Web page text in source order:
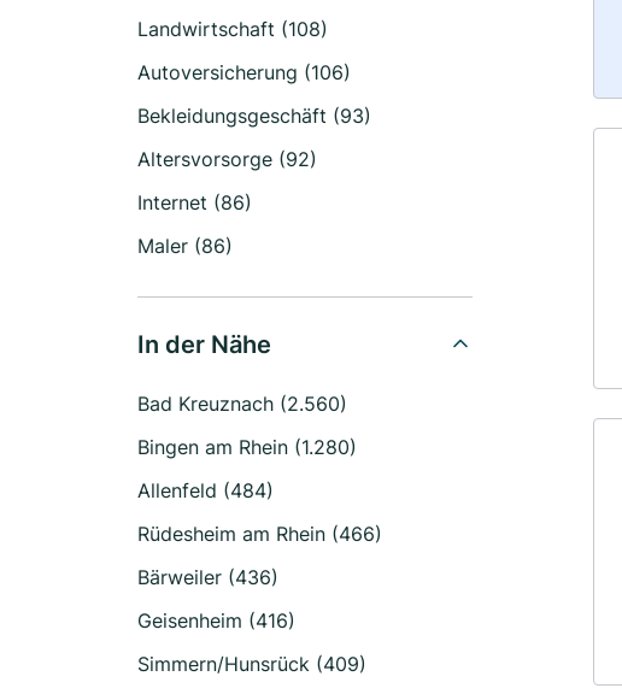
Landwirtschaft (108)
Autoversicherung (106)
Bekleidungsgeschäft (93)
Altersvorsorge (92)
Internet (86)
Maler (86)
In der Nähe
Bad Kreuznach (2.560)
Bingen am Rhein (1.280)
Allenfeld (484)
Rüdesheim am Rhein (466)
Bärweiler (436)
Geisenheim (416)
Simmern/Hunsrück (409)